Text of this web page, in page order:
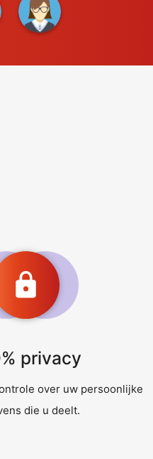
privacy
over uw persoonlijke
die u deelt.